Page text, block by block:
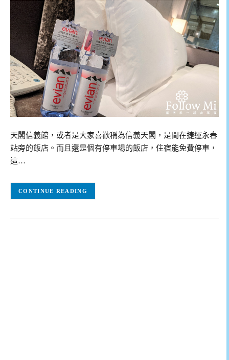
天閣信義館，或者是大家喜歡稱為信義天閣，是間在捷運永春
站旁的飯店。而且還是個有停車場的飯店，住宿能免費停車，
這…
CONTINUE READING